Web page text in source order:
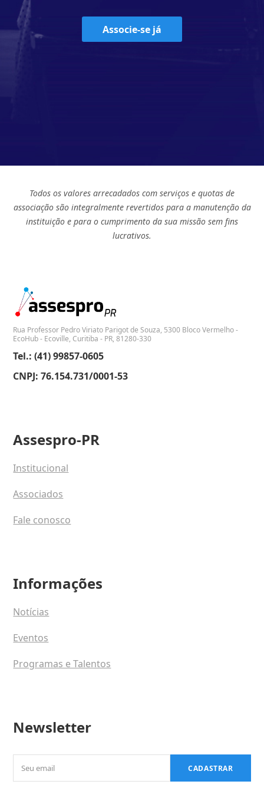
Associe-se já
Todos os valores arrecadados com serviços e quotas de
associação são integralmente revertidos para a manutenção da
instituição e para o cumprimento da sua missão sem fins
lucrativos.
Rua Professor Pedro Viriato Parigot de Souza, 5300 Bloco Vermelho -
EcoHub - Ecoville, Curitiba - PR, 81280-330
Tel.: (41) 99857-0605
CNPJ: 76.154.731/0001-53
Assespro-PR
Institucional
Associados
Fale conosco
Informações
Notícias
Eventos
Programas e Talentos
Newsletter
email
CADASTRAR